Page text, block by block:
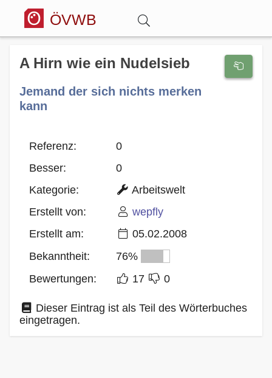
ÖVWB
Anmelden
Wörterbuch
Forum
Blog
A Hirn wie ein Nudelsieb
Jemand der sich nichts merken
kann
Referenz:
0
Besser:
0
Kategorie:
Arbeitswelt
Erstellt von:
wepfly
Erstellt am:
05.02.2008
Bekanntheit:
76%
Bewertungen:
17 0
Dieser Eintrag ist als Teil des Wörterbuches
eingetragen.